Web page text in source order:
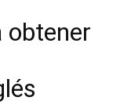
obtener